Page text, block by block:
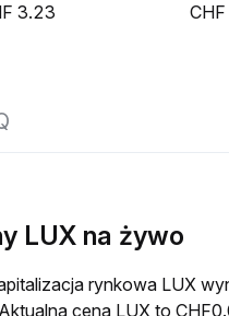
3.23
LUX na żywo
rynkowa LUX
cena LUX to